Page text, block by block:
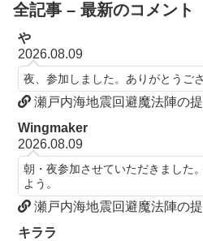
全記事 – 最新のコメント
や
2026.08.09
夜、参加しました。ありがとうご
瀬戸内海地震回避魔法陣の
Wingmaker
2026.08.09
朝・夜参加させていただきました
よう。
瀬戸内海地震回避魔法陣の
キララ